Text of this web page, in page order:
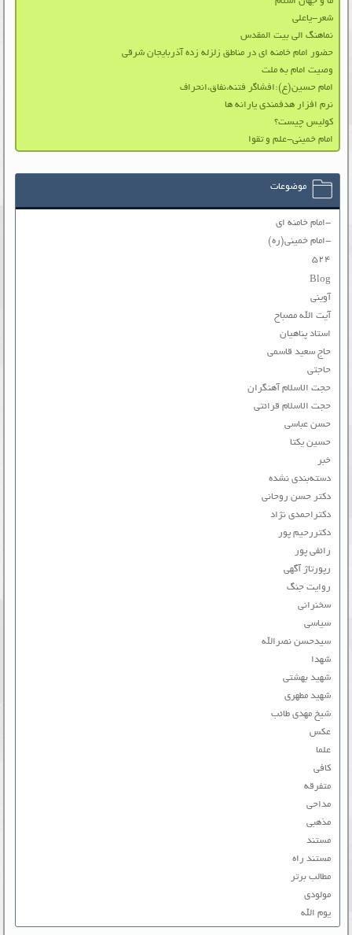
شعر-یاعلی
نماهنگ الی بیت المقدس
حضور امام خامنه ای در مناطق زلزله زده آذربایجان شرقی
وصیت امام به ملت
امام حسین(ع):افشاگر فتنه،نفاق،انحراف
نرم افزار هدفمندی یارانه ها
کولیس چیست؟
امام خمینی-علم و تقوا
موضوعات
-امام خامنه ای
-امام خمینی(ره)
۵۲۴
Blog
آوینی
آیت الله مصباح
استاد پناهیان
حاج سعید قاسمی
حاجتی
حجت الاسلام آهنگران
حجت الاسلام قرائتی
حسن عباسی
حسین یکتا
خبر
دسته‌بندی نشده
دکتر حسن روحانی
دکتراحمدی نژاد
دکتررحیم پور
رائفی پور
رپورتاژ آگهی
روایت جنگ
سخنرانی
سیاسی
سیدحسن نصرالله
شهدا
شهید بهشتی
شهید مطهری
شیخ مهدی طائب
عکس
علما
کافی
متفرقه
مداحی
مذهبی
مستند
مستند راه
مطالب برتر
مولودی
یوم الله